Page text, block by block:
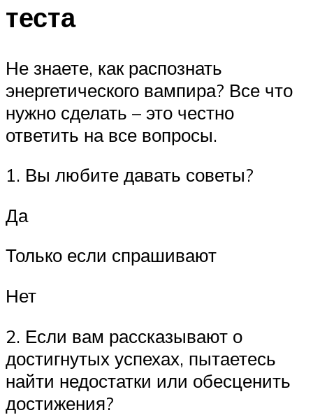
теста
Не знаете, как распознать
энергетического вампира? Все что
нужно сделать – это честно
ответить на все вопросы.
1. Вы любите давать советы?
Да
Только если спрашивают
Нет
2. Если вам рассказывают о
достигнутых успехах, пытаетесь
найти недостатки или обесценить
достижения?